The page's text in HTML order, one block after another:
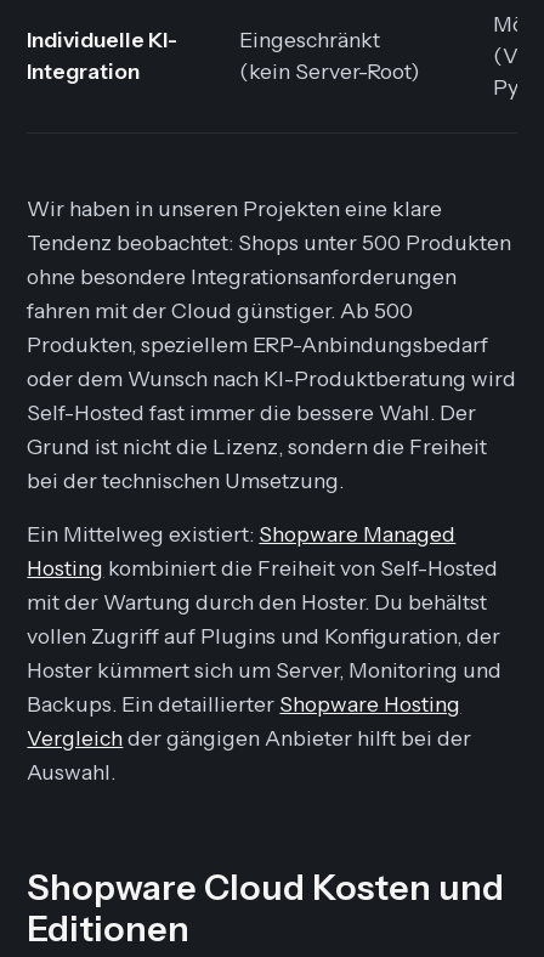
Individuelle KI-
Integration
Eingeschränkt
(kein Server-Root)
Wir haben in unseren Projekten eine klare
Tendenz beobachtet: Shops unter 500 Produkten
ohne besondere Integrationsanforderungen
fahren mit der Cloud günstiger. Ab 500
Produkten, speziellem ERP-Anbindungsbedarf
oder dem Wunsch nach KI-Produktberatung wird
Self-Hosted fast immer die bessere Wahl. Der
Grund ist nicht die Lizenz, sondern die Freiheit
bei der technischen Umsetzung.
Ein Mittelweg existiert: Shopware Managed
Hosting kombiniert die Freiheit von Self-Hosted
mit der Wartung durch den Hoster. Du behältst
vollen Zugriff auf Plugins und Konfiguration, der
Hoster kümmert sich um Server, Monitoring und
Backups. Ein detaillierter Shopware Hosting
Vergleichder gängigen Anbieter hilft bei der
Auswahl.
Shopware Cloud Kosten und
Editionen